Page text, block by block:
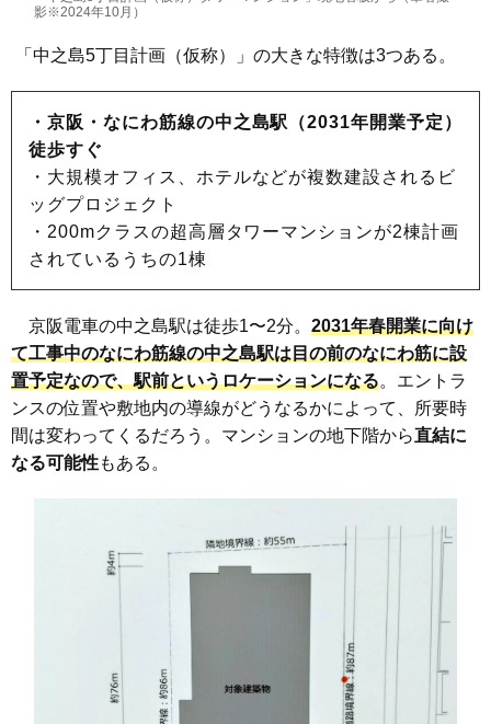
影※2024年10月）
「中之島5丁目計画（仮称）」の大きな特徴は3つある。
・京阪・なにわ筋線の中之島駅（2031年開業予定）
徒歩すぐ
・大規模オフィス、ホテルなどが複数建設されるビ
ッグプロジェクト
・200mクラスの超高層タワーマンションが2棟計画
されているうちの1棟
京阪電車の中之島駅は徒歩1〜2分。 2031年春開業に向け
て工事中のなにわ筋線の中之島駅は目の前のなにわ筋に設
置予定なので、駅前というロケーションになる。エントラ
ンスの位置や敷地内の導線がどうなるかによって、所要時
間は変わってくるだろう。マンションの地下階から直結に
なる可能性もある。